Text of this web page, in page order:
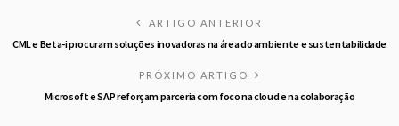
ARTIGO ANTERIOR
CML e Beta-i procuram soluções inovadoras na área do ambiente e sustentabilidade
PRÓXIMO ARTIGO
Microsoft e SAP reforçam parceria com foco na cloud e na colaboração